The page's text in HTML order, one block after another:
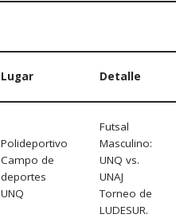
Lugar Detalle
Polideportivo
Campo de
deportes
UNQ
Futsal
Masculino:
UNQ vs.
UNAJ
Torneo de
LUDESUR.